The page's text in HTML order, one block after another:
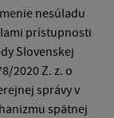
nesúladu
prístupnosti
Slovenskej
2020 Z. z. o
správy v
spätnej